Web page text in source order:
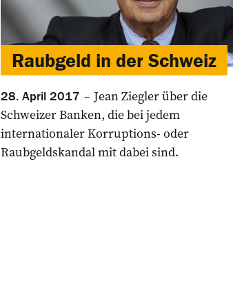
Raubgeld in der Schweiz
28. April 2017
Jean Ziegler über die
Schweizer Banken, die bei jedem
internationaler Korruptions- oder
Raubgeldskandal mit dabei sind.